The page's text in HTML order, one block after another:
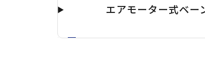
エアモーター式ベ